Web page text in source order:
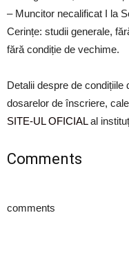
– Muncitor necalificat I la
Cerințe: studii generale,
fără condiție de vechime.
Detalii despre de condițiile
dosarelor de înscriere,
SITE-UL OFICIALal
Comments
comments